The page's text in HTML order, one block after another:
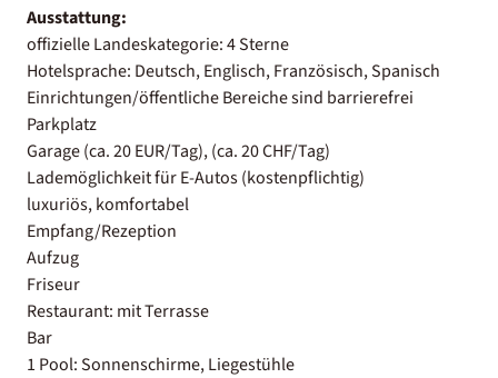
Ausstattung:
offizielle Landeskategorie: 4 Sterne
Hotelsprache: Deutsch, Englisch, Französisch, Spanisch
Einrichtungen/öffentliche Bereiche sind barrierefrei
Parkplatz
Garage (ca. 20 EUR/Tag), (ca. 20 CHF/Tag)
Lademöglichkeit für E-Autos (kostenpflichtig)
luxuriös, komfortabel
Empfang/Rezeption
Aufzug
Friseur
Restaurant: mit Terrasse
Bar
1 Pool: Sonnenschirme, Liegestühle